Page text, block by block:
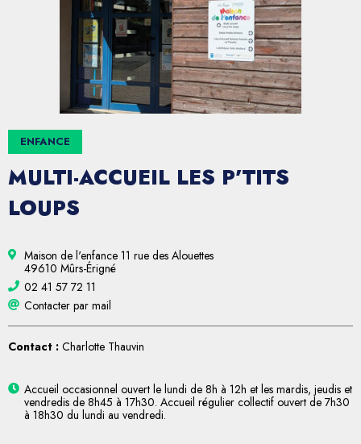
ENFANCE
MULTI-ACCUEIL LES P’TITS
LOUPS
Maison de l'enfance 11 rue des Alouettes
49610 Mûrs-Érigné
02 41 57 72 11
Contacter par mail
Contact : Charlotte Thauvin
Accueil occasionnel ouvert le lundi de 8h à 12h et les mardis, jeudis et
vendredis de 8h45 à 17h30. Accueil régulier collectif ouvert de 7h30
à 18h30 du lundi au vendredi.